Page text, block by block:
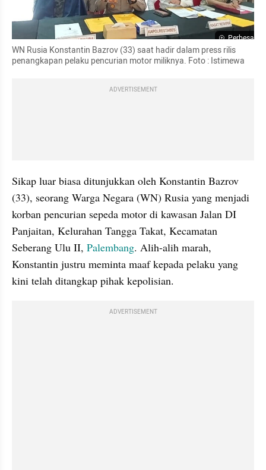
Perbesar
WN Rusia Konstantin Bazrov (33) saat hadir dalam press rilis
penangkapan pelaku pencurian motor miliknya. Foto : Istimewa
ADVERTISEMENT
Sikap luar biasa ditunjukkan oleh Konstantin Bazrov
(33), seorang Warga Negara (WN) Rusia yang menjadi
korban pencurian sepeda motor di kawasan Jalan DI
Panjaitan, Kelurahan Tangga Takat, Kecamatan
Seberang Ulu II, Palembang. Alih-alih marah,
Konstantin justru meminta maaf kepada pelaku yang
kini telah ditangkap pihak kepolisian.
ADVERTISEMENT